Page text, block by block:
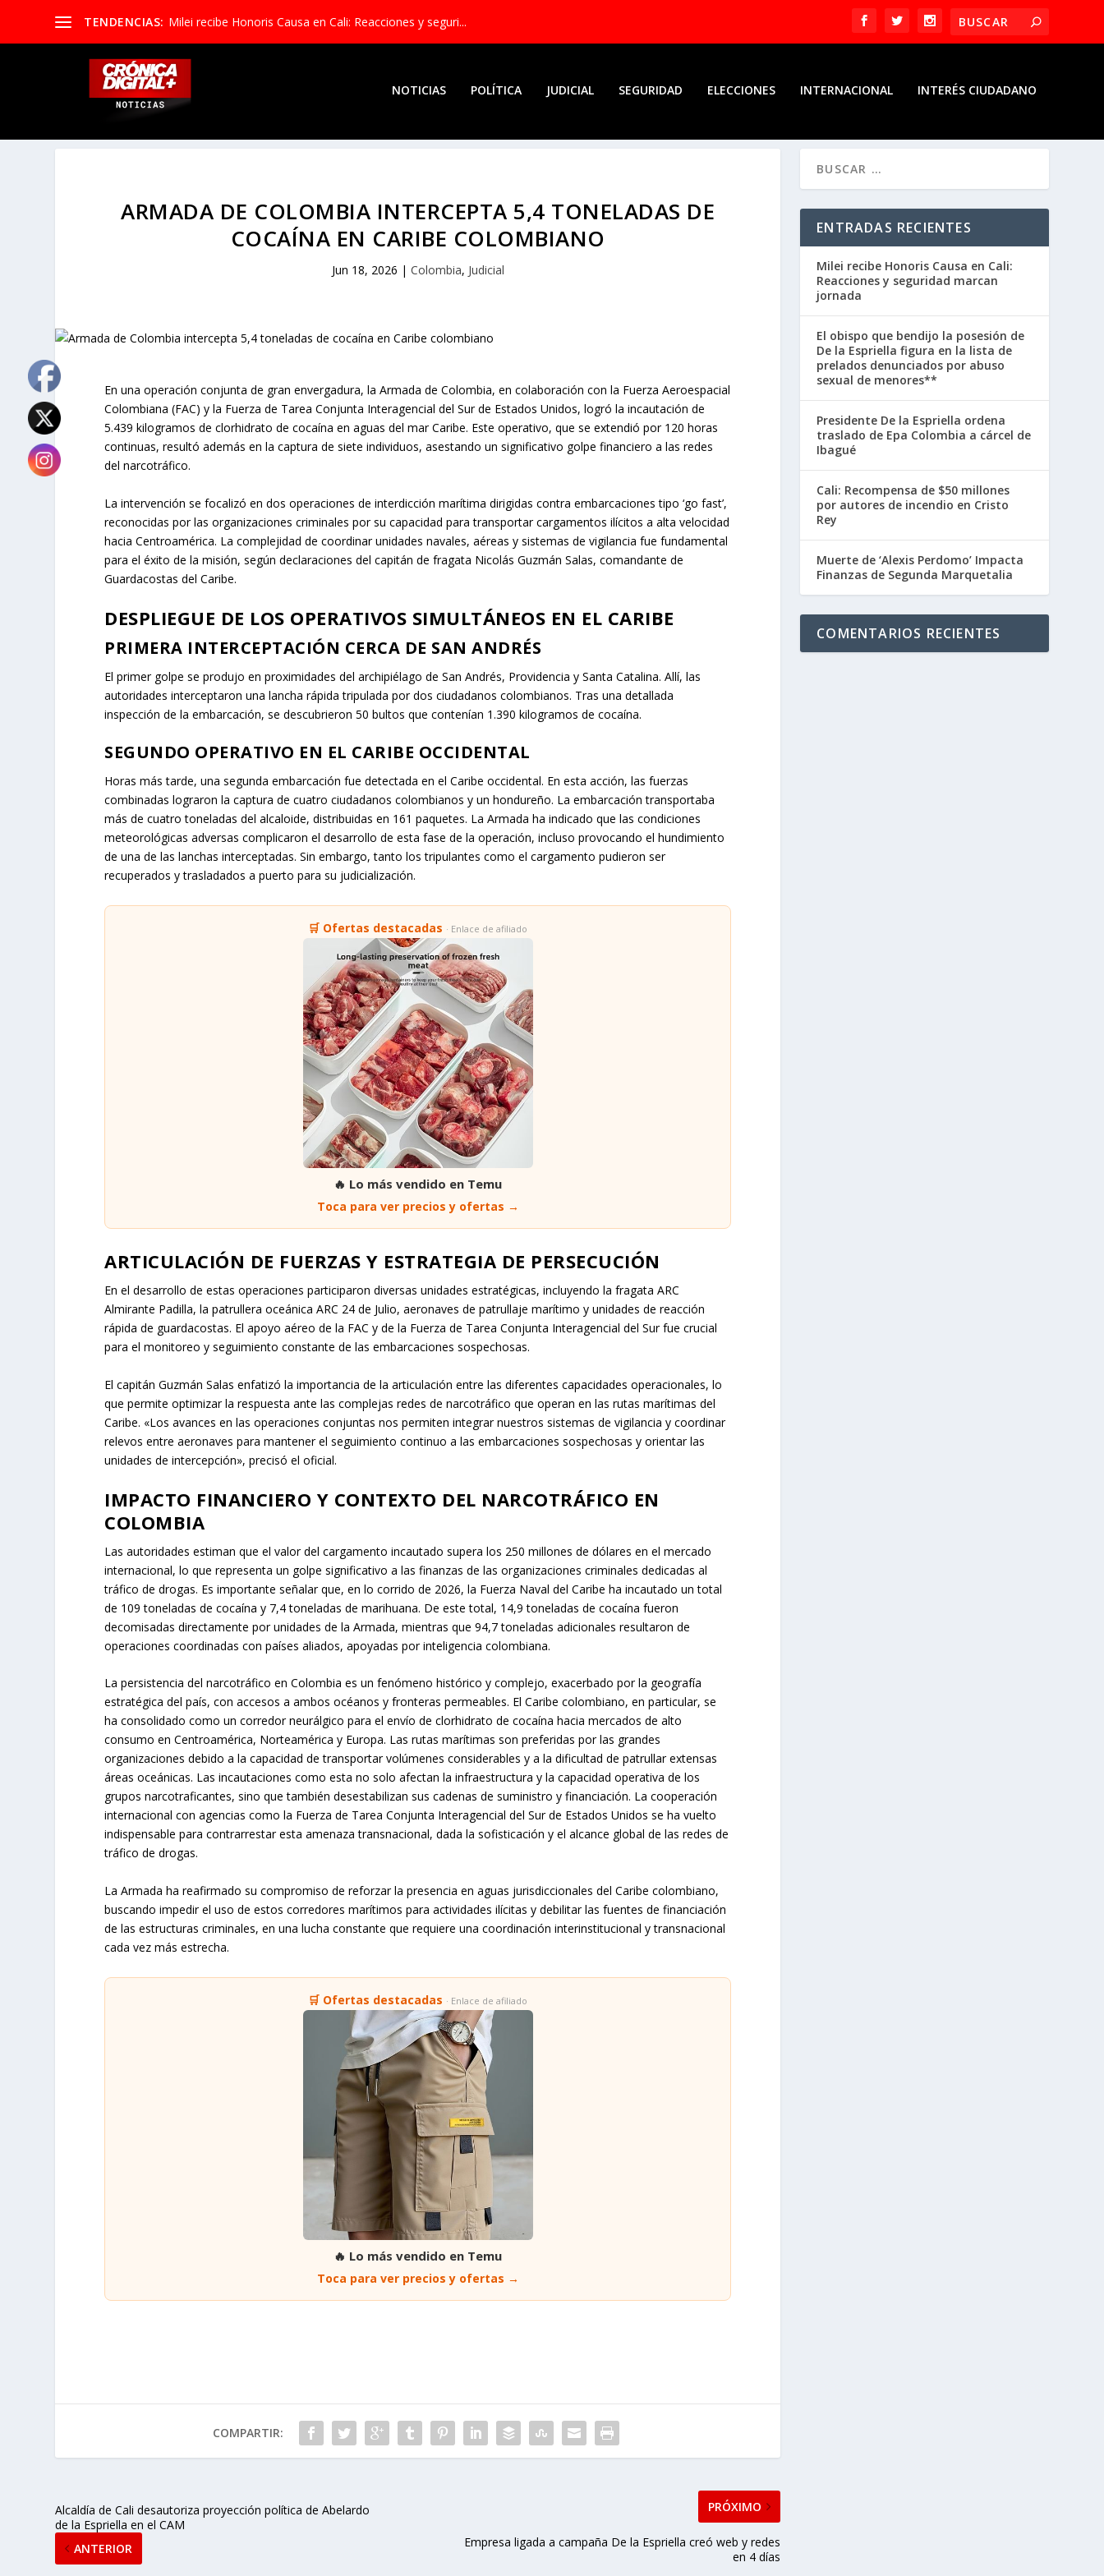
TENDENCIAS: Milei recibe Honoris Causa en Cali: Reacciones y seguri...
NOTICIAS POLÍTICA JUDICIAL SEGURIDAD ELECCIONES INTERNACIONAL INTERÉS CIUDADANO
ARMADA DE COLOMBIA INTERCEPTA 5,4 TONELADAS DE
COCAÍNA EN CARIBE COLOMBIANO
Jun 18, 2026 | Colombia, Judicial
En una operación conjunta de gran envergadura, la Armada de Colombia, en colaboración con la Fuerza Aeroespacial
Colombiana (FAC) y la Fuerza de Tarea Conjunta Interagencial del Sur de Estados Unidos, logró la incautación de
5.439 kilogramos de clorhidrato de cocaína en aguas del mar Caribe. Este operativo, que se extendió por 120 horas
continuas, resultó además en la captura de siete individuos, asestando un significativo golpe financiero a las redes
del narcotráfico.
La intervención se focalizó en dos operaciones de interdicción marítima dirigidas contra embarcaciones tipo ‘go fast’,
reconocidas por las organizaciones criminales por su capacidad para transportar cargamentos ilícitos a alta velocidad
hacia Centroamérica. La complejidad de coordinar unidades navales, aéreas y sistemas de vigilancia fue fundamental
para el éxito de la misión, según declaraciones del capitán de fragata Nicolás Guzmán Salas, comandante de
Guardacostas del Caribe.
DESPLIEGUE DE LOS OPERATIVOS SIMULTÁNEOS EN EL CARIBE
PRIMERA INTERCEPTACIÓN CERCA DE SAN ANDRÉS
El primer golpe se produjo en proximidades del archipiélago de San Andrés, Providencia y Santa Catalina. Allí, las
autoridades interceptaron una lancha rápida tripulada por dos ciudadanos colombianos. Tras una detallada
inspección de la embarcación, se descubrieron 50 bultos que contenían 1.390 kilogramos de cocaína.
SEGUNDO OPERATIVO EN EL CARIBE OCCIDENTAL
Horas más tarde, una segunda embarcación fue detectada en el Caribe occidental. En esta acción, las fuerzas
combinadas lograron la captura de cuatro ciudadanos colombianos y un hondureño. La embarcación transportaba
más de cuatro toneladas del alcaloide, distribuidas en 161 paquetes. La Armada ha indicado que las condiciones
meteorológicas adversas complicaron el desarrollo de esta fase de la operación, incluso provocando el hundimiento
de una de las lanchas interceptadas. Sin embargo, tanto los tripulantes como el cargamento pudieron ser
recuperados y trasladados a puerto para su judicialización.
🛒 Ofertas destacadas · Enlace de afiliado
🔥 Lo más vendido en Temu
Toca para ver precios y ofertas →
ARTICULACIÓN DE FUERZAS Y ESTRATEGIA DE PERSECUCIÓN
En el desarrollo de estas operaciones participaron diversas unidades estratégicas, incluyendo la fragata ARC
Almirante Padilla, la patrullera oceánica ARC 24 de Julio, aeronaves de patrullaje marítimo y unidades de reacción
rápida de guardacostas. El apoyo aéreo de la FAC y de la Fuerza de Tarea Conjunta Interagencial del Sur fue crucial
para el monitoreo y seguimiento constante de las embarcaciones sospechosas.
El capitán Guzmán Salas enfatizó la importancia de la articulación entre las diferentes capacidades operacionales, lo
que permite optimizar la respuesta ante las complejas redes de narcotráfico que operan en las rutas marítimas del
Caribe. «Los avances en las operaciones conjuntas nos permiten integrar nuestros sistemas de vigilancia y coordinar
relevos entre aeronaves para mantener el seguimiento continuo a las embarcaciones sospechosas y orientar las
unidades de intercepción», precisó el oficial.
IMPACTO FINANCIERO Y CONTEXTO DEL NARCOTRÁFICO EN
COLOMBIA
Las autoridades estiman que el valor del cargamento incautado supera los 250 millones de dólares en el mercado
internacional, lo que representa un golpe significativo a las finanzas de las organizaciones criminales dedicadas al
tráfico de drogas. Es importante señalar que, en lo corrido de 2026, la Fuerza Naval del Caribe ha incautado un total
de 109 toneladas de cocaína y 7,4 toneladas de marihuana. De este total, 14,9 toneladas de cocaína fueron
decomisadas directamente por unidades de la Armada, mientras que 94,7 toneladas adicionales resultaron de
operaciones coordinadas con países aliados, apoyadas por inteligencia colombiana.
La persistencia del narcotráfico en Colombia es un fenómeno histórico y complejo, exacerbado por la geografía
estratégica del país, con accesos a ambos océanos y fronteras permeables. El Caribe colombiano, en particular, se
ha consolidado como un corredor neurálgico para el envío de clorhidrato de cocaína hacia mercados de alto
consumo en Centroamérica, Norteamérica y Europa. Las rutas marítimas son preferidas por las grandes
organizaciones debido a la capacidad de transportar volúmenes considerables y a la dificultad de patrullar extensas
áreas oceánicas. Las incautaciones como esta no solo afectan la infraestructura y la capacidad operativa de los
grupos narcotraficantes, sino que también desestabilizan sus cadenas de suministro y financiación. La cooperación
internacional con agencias como la Fuerza de Tarea Conjunta Interagencial del Sur de Estados Unidos se ha vuelto
indispensable para contrarrestar esta amenaza transnacional, dada la sofisticación y el alcance global de las redes de
tráfico de drogas.
La Armada ha reafirmado su compromiso de reforzar la presencia en aguas jurisdiccionales del Caribe colombiano,
buscando impedir el uso de estos corredores marítimos para actividades ilícitas y debilitar las fuentes de financiación
de las estructuras criminales, en una lucha constante que requiere una coordinación interinstitucional y transnacional
cada vez más estrecha.
🛒 Ofertas destacadas · Enlace de afiliado
🔥 Lo más vendido en Temu
Toca para ver precios y ofertas →
COMPARTIR:
Alcaldía de Cali desautoriza proyección política de Abelardo
de la Espriella en el CAM
ANTERIOR
PRÓXIMO
Empresa ligada a campaña De la Espriella creó web y redes
en 4 días
ENTRADAS RECIENTES
Milei recibe Honoris Causa en Cali:
Reacciones y seguridad marcan
jornada
El obispo que bendijo la posesión de
De la Espriella figura en la lista de
prelados denunciados por abuso
sexual de menores**
Presidente De la Espriella ordena
traslado de Epa Colombia a cárcel de
Ibagué
Cali: Recompensa de $50 millones
por autores de incendio en Cristo
Rey
Muerte de ‘Alexis Perdomo’ Impacta
Finanzas de Segunda Marquetalia
COMENTARIOS RECIENTES